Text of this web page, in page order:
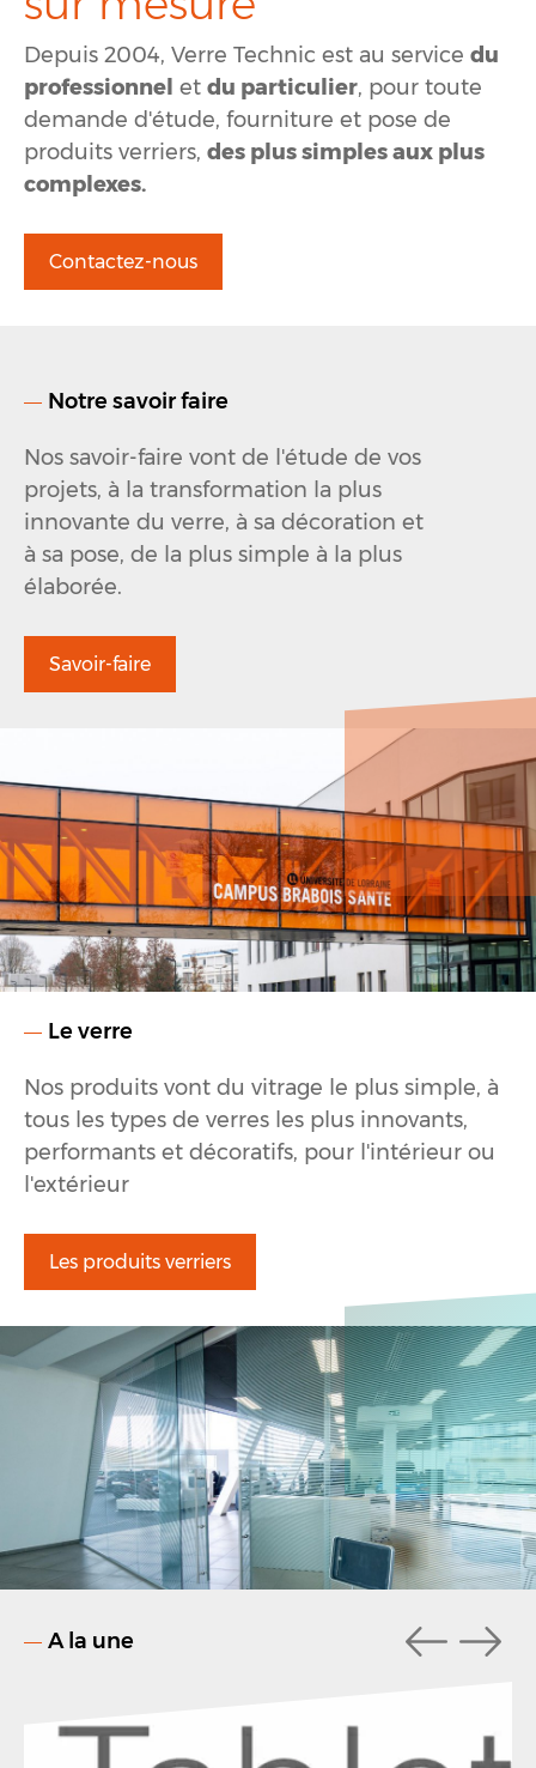
Depuis 2004, Verre Technic est au service du
professionnel et du particulier, pour toute
demande d'étude, fourniture et pose de
produits verriers, des plus simples aux plus
complexes.
Contactez-nous
Notre savoir faire
Nos savoir-faire vont de l'étude de vos
projets, à la transformation la plus
innovante du verre, à sa décoration et
à sa pose, de la plus simple à la plus
élaborée.
Savoir-faire
Le verre
Nos produits vont du vitrage le plus simple, à
tous les types de verres les plus innovants,
performants et décoratifs, pour l'intérieur ou
l'extérieur
Les produits verriers
A la une